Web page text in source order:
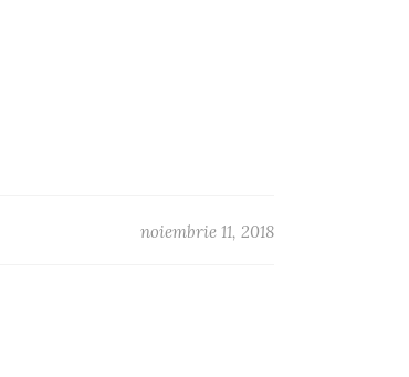
noiembrie 11, 2018